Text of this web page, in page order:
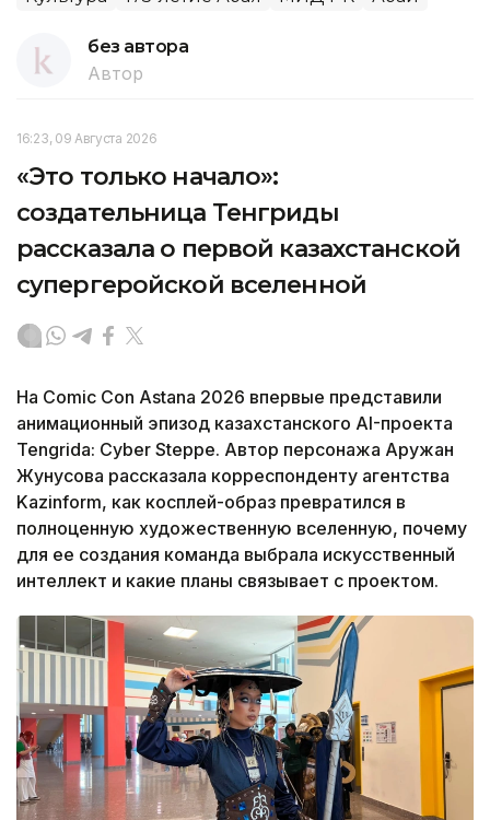
без автора
Автор
16:23, 09 Августа 2026
«Это только начало»:
создательница Тенгриды
рассказала о первой казахстанской
супергеройской вселенной
На Comic Con Astana 2026 впервые представили
анимационный эпизод казахстанского AI-проекта
Tengrida: Cyber Steppe. Автор персонажа Аружан
Жунусова рассказала корреспонденту агентства
Kazinform, как косплей-образ превратился в
полноценную художественную вселенную, почему
для ее создания команда выбрала искусственный
интеллект и какие планы связывает с проектом.